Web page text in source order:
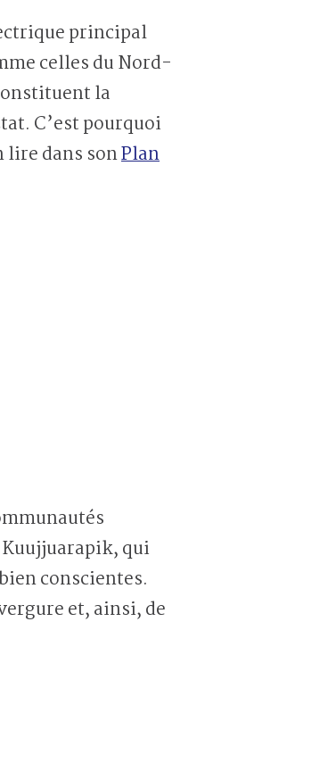
principal
celles du Nord-
la
C’est pourquoi
lire dans sonPlan
qui
conscientes.
et, ainsi, de